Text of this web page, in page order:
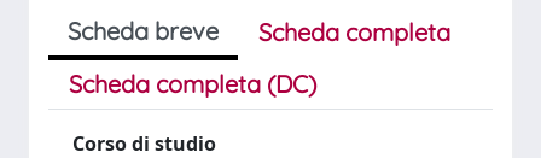
Scheda breve
Scheda completa
Scheda completa (DC)
Corso di studio